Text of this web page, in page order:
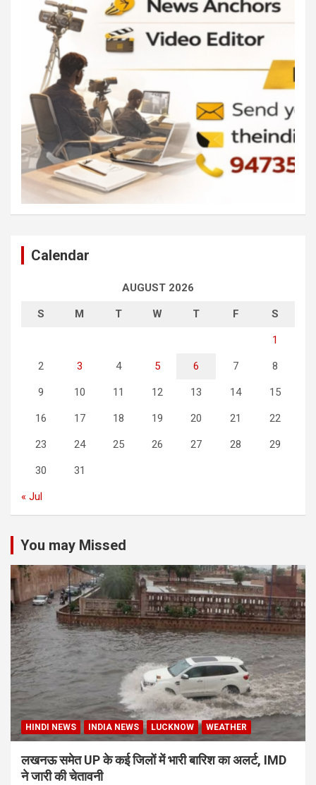
Calendar
AUGUST 2026
S M T W T F S
1
2 3 4 5 6 7 8
9 10 11 12 13 14 15
16 17 18 19 20 21 22
23 24 25 26 27 28 29
30 31
« Jul
You may Missed
HINDI NEWS INDIA NEWS LUCKNOW WEATHER
लखनऊ समेत UP के कई जिलों में भारी बारिश का अलर्ट, IMD
ने जारी की चेतावनी